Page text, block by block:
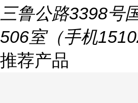
三鲁公路3398号
506室（手机
推荐产品